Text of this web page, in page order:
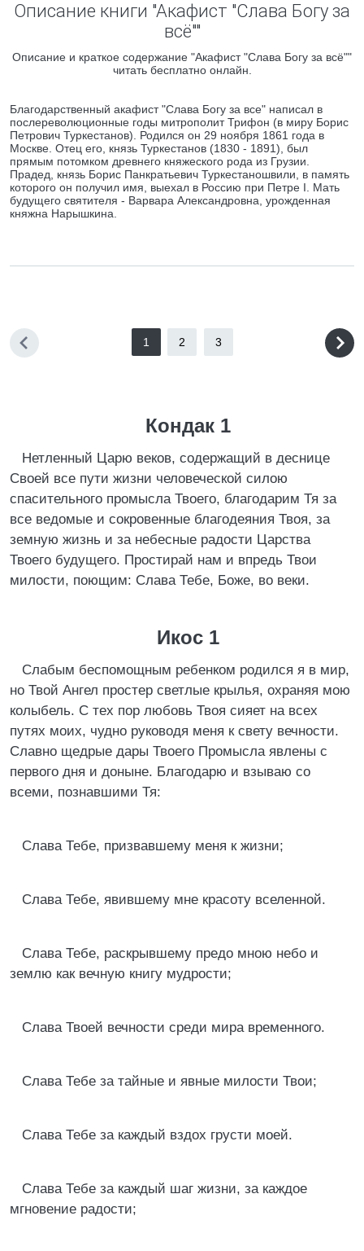
Описание книги "Акафист "Слава Богу за
всё""
Описание и краткое содержание "Акафист "Слава Богу за всё""
читать бесплатно онлайн.
Благодарственный акафист "Слава Богу за все" написал в
послереволюционные годы митрополит Трифон (в миру Борис
Петрович Туркестанов). Родился он 29 ноября 1861 года в
Москве. Отец его, князь Туркестанов (1830 - 1891), был
прямым потомком древнего княжеского рода из Грузии.
Прадед, князь Борис Панкратьевич Туркестаношвили, в память
которого он получил имя, выехал в Россию при Петре I. Мать
будущего святителя - Варвара Александровна, урожденная
княжна Нарышкина.
1 2 3
Кондак 1
Нетленный Царю веков, содержащий в деснице
Своей все пути жизни человеческой силою
спасительного промысла Твоего, благодарим Тя за
все ведомые и сокровенные благодеяния Твоя, за
земную жизнь и за небесные радости Царства
Твоего будущего. Простирай нам и впредь Твои
милости, поющим: Слава Тебе, Боже, во веки.
Икос 1
Слабым беспомощным ребенком родился я в мир,
но Твой Ангел простер светлые крылья, охраняя мою
колыбель. С тех пор любовь Твоя сияет на всех
путях моих, чудно руководя меня к свету вечности.
Славно щедрые дары Твоего Промысла явлены с
первого дня и доныне. Благодарю и взываю со
всеми, познавшими Тя:
Слава Тебе, призвавшему меня к жизни;
Слава Тебе, явившему мне красоту вселенной.
Слава Тебе, раскрывшему предо мною небо и
землю как вечную книгу мудрости;
Слава Твоей вечности среди мира временного.
Слава Тебе за тайные и явные милости Твои;
Слава Тебе за каждый вздох грусти моей.
Слава Тебе за каждый шаг жизни, за каждое
мгновение радости;